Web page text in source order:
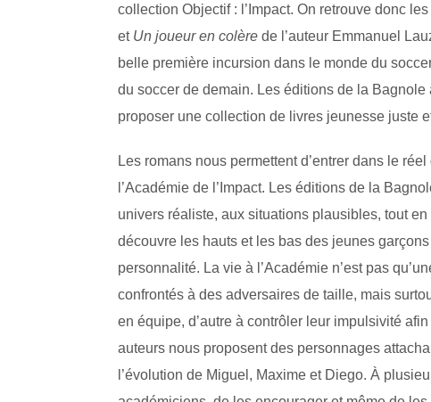
collection Objectif : l’Impact. On retrouve donc
et Un joueur en colère de l’auteur Emmanuel
belle première incursion dans le monde du
du soccer de demain. Les éditions de la
proposer une collection de livres jeunesse juste
Les romans nous permettent d’entrer dans le
l’Académie de l’Impact. Les éditions de la
univers réaliste, aux situations plausibles, tout
découvre les hauts et les bas des jeunes
personnalité. La vie à l’Académie n’est pas
confrontés à des adversaires de taille, mais
en équipe, d’autre à contrôler leur impulsivité
auteurs nous proposent des personnages
l’évolution de Miguel, Maxime et Diego. À